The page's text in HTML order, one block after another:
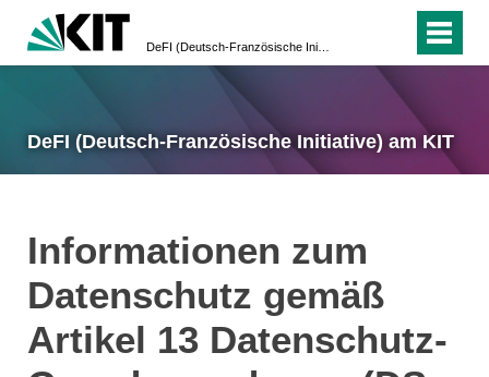
DeFI (Deutsch-Französische Initiative) am KIT
Informationen zum
Datenschutz gemäß
Artikel 13 Datenschutz-